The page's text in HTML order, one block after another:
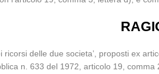
delle due societa’, proposti ex
n. 633 del 1972, articolo 19,